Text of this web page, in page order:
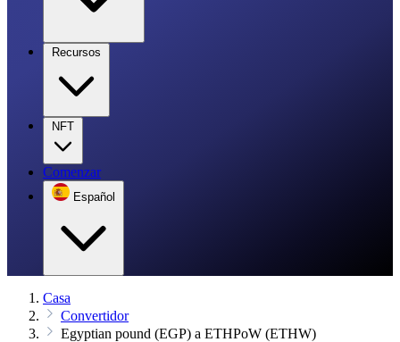
Recursos
NFT
Comenzar
Español
Casa
Convertidor
Egyptian pound (EGP) a ETHPoW (ETHW)